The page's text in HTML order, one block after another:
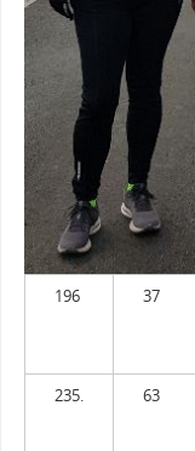
196 37
235. 63